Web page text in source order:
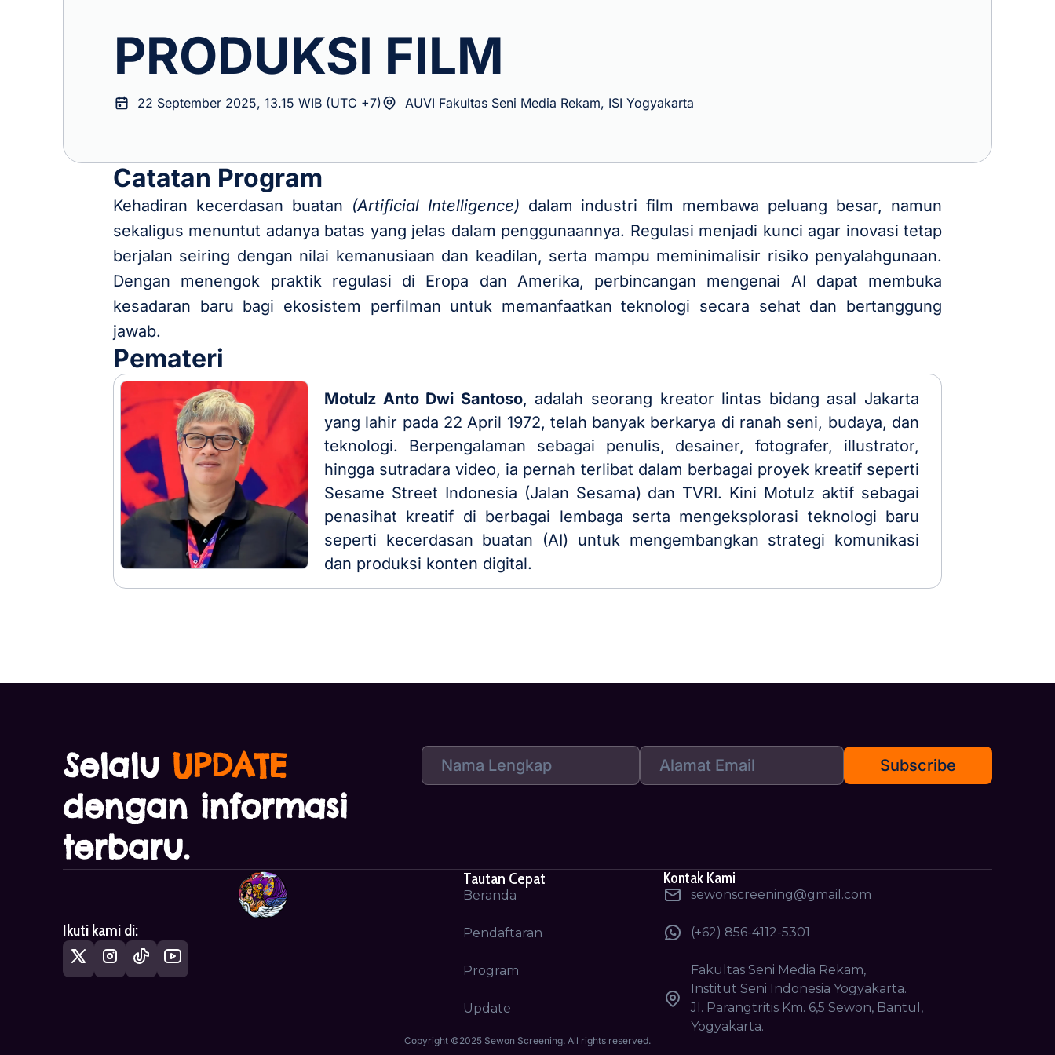
PRODUKSI FILM
22 September 2025, 13.15 WIB (UTC +7) AUVI Fakultas Seni Media Rekam, ISI Yogyakarta
Catatan Program
Kehadiran kecerdasan buatan (Artificial Intelligence) dalam industri film membawa peluang besar, namun
sekaligus menuntut adanya batas yang jelas dalam penggunaannya. Regulasi menjadi kunci agar inovasi tetap
berjalan seiring dengan nilai kemanusiaan dan keadilan, serta mampu meminimalisir risiko penyalahgunaan.
Dengan menengok praktik regulasi di Eropa dan Amerika, perbincangan mengenai AI dapat membuka
kesadaran baru bagi ekosistem perfilman untuk memanfaatkan teknologi secara sehat dan bertanggung
jawab.
Pemateri
Motulz Anto Dwi Santoso, adalah seorang kreator lintas bidang asal Jakarta
yang lahir pada 22 April 1972, telah banyak berkarya di ranah seni, budaya, dan
teknologi. Berpengalaman sebagai penulis, desainer, fotografer, illustrator,
hingga sutradara video, ia pernah terlibat dalam berbagai proyek kreatif seperti
Sesame Street Indonesia (Jalan Sesama) dan TVRI. Kini Motulz aktif sebagai
penasihat kreatif di berbagai lembaga serta mengeksplorasi teknologi baru
seperti kecerdasan buatan (AI) untuk mengembangkan strategi komunikasi
dan produksi konten digital.
Selalu UPDATE
dengan informasi
terbaru.
Ikuti kami di:
Tautan Cepat
Beranda
Pendaftaran
Program
Update
Kontak Kami
sewonscreening@gmail.com
(+62) 856-4112-5301
Fakultas Seni Media Rekam,
Institut Seni Indonesia Yogyakarta.
Jl. Parangtritis Km. 6,5 Sewon, Bantul,
Yogyakarta.
Copyright ©2025 Sewon Screening. All rights reserved.